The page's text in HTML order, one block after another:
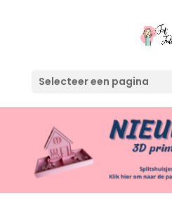
Selecteer een pagina